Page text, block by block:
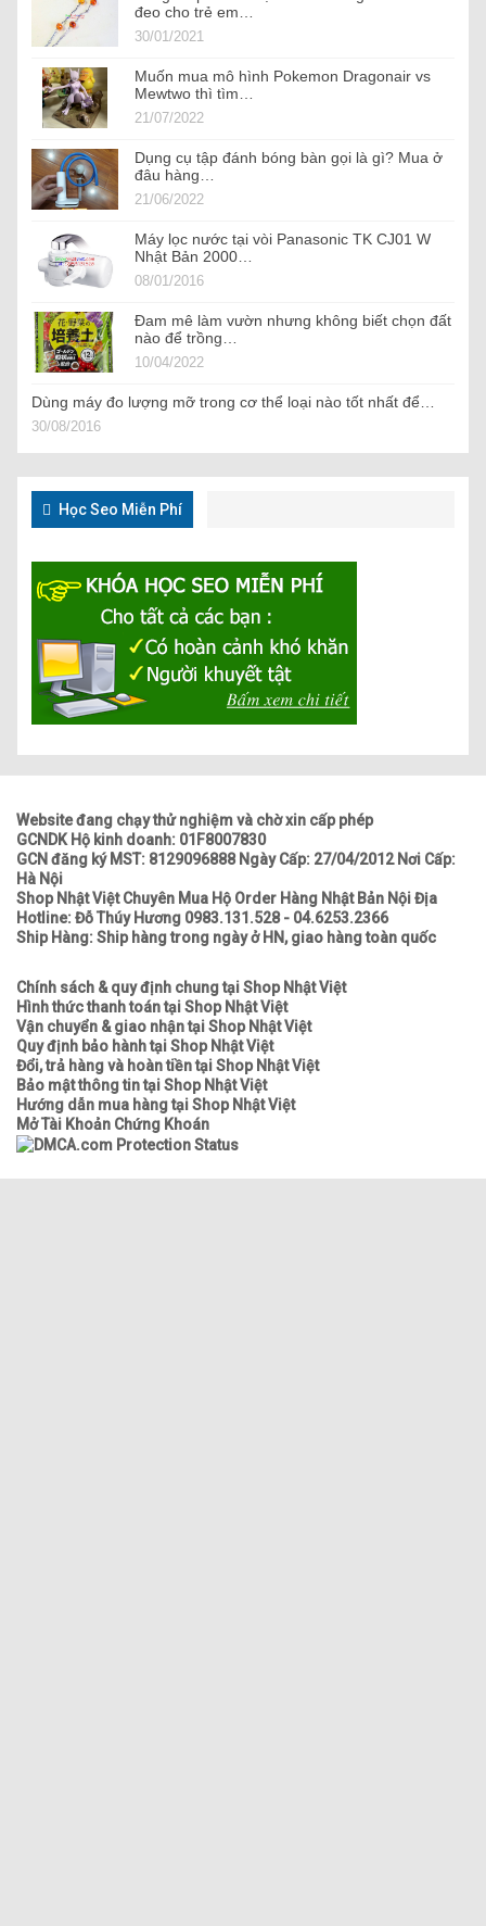
đeo cho trẻ em…
30/01/2021
Muốn mua mô hình Pokemon Dragonair vs
Mewtwo thì tìm…
21/07/2022
Dụng cụ tập đánh bóng bàn gọi là gì? Mua ở
đâu hàng…
21/06/2022
Máy lọc nước tại vòi Panasonic TK CJ01 W
Nhật Bản 2000…
08/01/2016
Đam mê làm vườn nhưng không biết chọn đất
nào để trồng…
10/04/2022
Dùng máy đo lượng mỡ trong cơ thể loại nào tốt nhất để…
30/08/2016
Học Seo Miễn Phí
Website đang chạy thử nghiệm và chờ xin cấp phép
GCNDK Hộ kinh doanh: 01F8007830
GCN đăng ký MST: 8129096888 Ngày Cấp: 27/04/2012 Nơi Cấp:
Hà Nội
Shop Nhật Việt Chuyên Mua Hộ Order Hàng Nhật Bản Nội Địa
Hotline: Đỗ Thúy Hương 0983.131.528 - 04.6253.2366
Ship Hàng: Ship hàng trong ngày ở HN, giao hàng toàn quốc
Chính sách & quy định chung tại Shop Nhật Việt
Hình thức thanh toán tại Shop Nhật Việt
Vận chuyển & giao nhận tại Shop Nhật Việt
Quy định bảo hành tại Shop Nhật Việt
Đổi, trả hàng và hoàn tiền tại Shop Nhật Việt
Bảo mật thông tin tại Shop Nhật Việt
Hướng dẫn mua hàng tại Shop Nhật Việt
Mở Tài Khoản Chứng Khoán